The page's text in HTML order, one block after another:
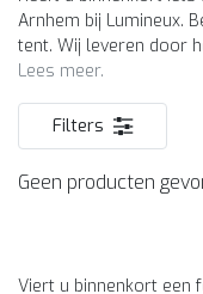
Arnhem bij Lumineux.
tent. Wij leveren door
Lees meer.
Filters
Geen producten
Viert u binnenkort een